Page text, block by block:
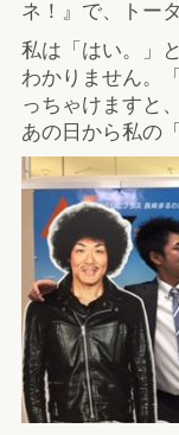
ネ！』で、トー
私は「はい。」
わかりません。
っちゃけますと
あの日から私の